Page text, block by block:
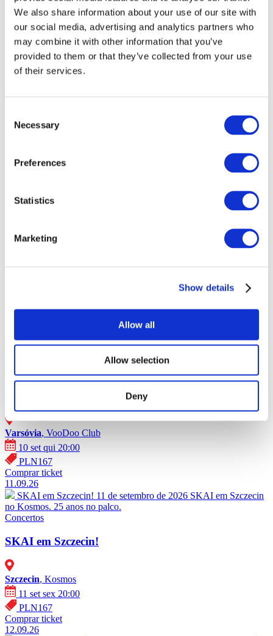
We also share information about your use of our site with
our social media, advertising and analytics partners who
may combine it with other information that you’ve
provided to them or that they’ve collected from your use
of their services.
Selection
Necessary
Preferences
Statistics
Marketing
Show details
Allow all
Allow selection
Deny
Poznan
Krakow
Concertos - Polónia (2026)
10.09.26
SKAI em Varsóvia! 10 de setembro de 2026 SKAI em Varsóvia
no VooDoo Club. 25 anos no palco.
Concertos
Varsóvia, VooDoo Club
10 set qui 20:00
PLN167
Comprar ticket
11.09.26
SKAI em Szczecin! 11 de setembro de 2026 SKAI em Szczecin
no Kosmos. 25 anos no palco.
Concertos
SKAI em Szczecin!
Szczecin, Kosmos
11 set sex 20:00
PLN167
Comprar ticket
12.09.26